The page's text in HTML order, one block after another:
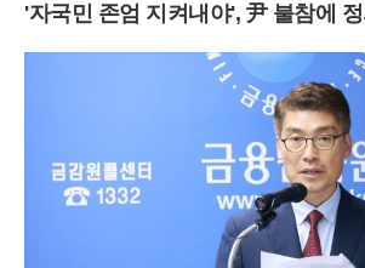
'자국민 존엄 지켜내야', 尹 불참에